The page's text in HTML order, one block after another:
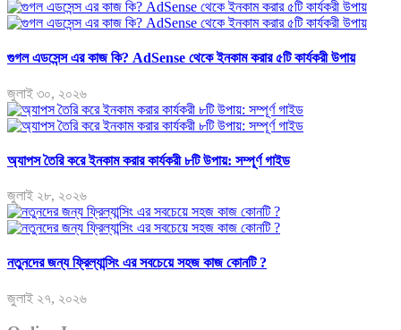
গুগল এডসেন্স এর কাজ কি? AdSense থেকে ইনকাম করার ৫টি কার্যকরী উপায়
জুলাই ৩০, ২০২৬
অ্যাপস তৈরি করে ইনকাম করার কার্যকরী ৮টি উপায়: সম্পূর্ণ গাইড
জুলাই ২৮, ২০২৬
নতুনদের জন্য ফ্রিল্যান্সিং এর সবচেয়ে সহজ কাজ কোনটি ?
জুলাই ২৭, ২০২৬